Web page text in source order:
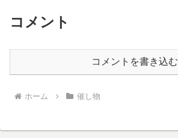
コメント
コメントを書き込む
ホーム 催し物